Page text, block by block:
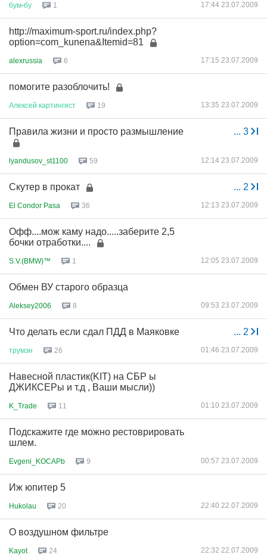
бум-бу 1 17:44 23.07.2009
http://maximum-sport.ru/index.php?
option=com_kunena&Itemid=81
alexrussia 6 17:15 23.07.2009
помогите разоблочить!
Алексей картингист 19 13:35 23.07.2009
... 3
Правила жизни и просто размышление
lyandusov_st1100 59 12:14 23.07.2009
... 2
Скутер в прокат
El Condor Pasa 36 12:13 23.07.2009
Офф....мож каму надо.....заберите 2,5
бочки отработки....
S.V.(BMW)™ 1 12:05 23.07.2009
Обмен ВУ старого образца
Aleksey2006 8 09:53 23.07.2009
... 2
Что делать если сдал ПДД в Маяковке
трумэн 26 01:46 23.07.2009
Навесной пластик(KIT) на СБР ы
ДЖИКСЕРы и т.д , Ваши мысли))
K_Trade 11 01:10 23.07.2009
Подскажите где можно рестоврировать
шлем.
Evgeni_KOCAPb 9 00:57 23.07.2009
Иж юпитер 5
Hukolau 20 22:40 22.07.2009
О воздушном фильтре
Kayot 24 22:32 22.07.2009